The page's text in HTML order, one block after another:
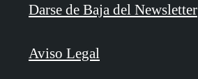
Darse de Baja del Newsletter
Aviso Legal